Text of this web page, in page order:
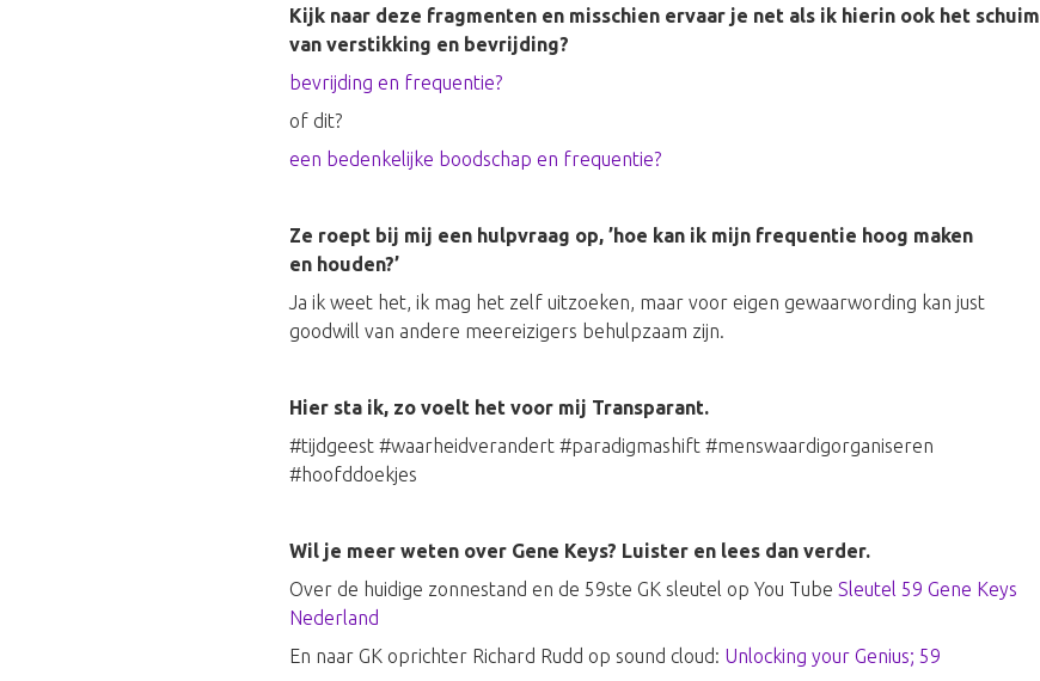
Kijk naar deze fragmenten en misschien ervaar je net als ik hierin ook het schuim
van verstikking en bevrijding?
bevrijding en frequentie?
of dit?
een bedenkelijke boodschap en frequentie?
Ze roept bij mij een hulpvraag op, ’hoe kan ik mijn frequentie hoog maken
en houden?’
Ja ik weet het, ik mag het zelf uitzoeken, maar voor eigen gewaarwording kan just
goodwill van andere meereizigers behulpzaam zijn.
Hier sta ik, zo voelt het voor mij Transparant.
#tijdgeest #waarheidverandert #paradigmashift #menswaardigorganiseren
#hoofddoekjes
Wil je meer weten over Gene Keys? Luister en lees dan verder.
Over de huidige zonnestand en de 59ste GK sleutel op You Tube Sleutel 59 Gene Keys
Nederland
En naar GK oprichter Richard Rudd op sound cloud: Unlocking your Genius; 59